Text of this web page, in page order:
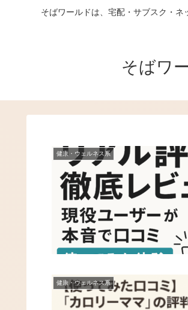
そばワールドは、宅配・サブスク・
そばワ
健康・ウェルネス系
健康・ウェルネス系